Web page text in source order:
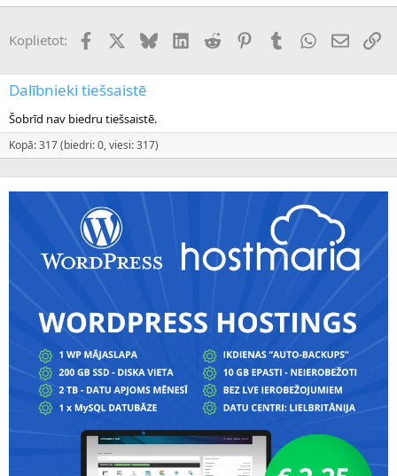
Koplietot: FacebookX (Twitter)
BlueskyLinkedInReddit PinterestTumblrWhatsApp
E-pasts
Dalībnieki tiešsaistē
Šobrīd nav biedru tiešsaistē.
Kopā: 317 (biedri: 0, viesi: 317)